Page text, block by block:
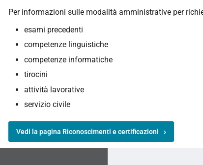
Per informazioni sulle modalità amministrative per
esami precedenti
competenze linguistiche
competenze informatiche
tirocini
attività lavorative
servizio civile
Vedi la pagina Riconoscimenti e certificazioni